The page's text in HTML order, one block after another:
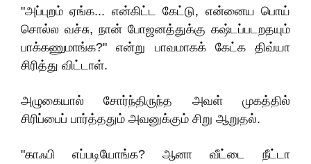
"அப்புறம் ஏங்க... என்கிட்ட கேட்டு, என்னைய பொய்
சொல்ல வச்சு, நான் போஜனத்துக்கு கஷ்டப்படறதயும்
பாக்கணுமாங்க?" என்று பாவமாகக் கேட்க திவ்யா
சிரித்து விட்டாள்.
அழுகையால் சோர்ந்திருந்த அவள் முகத்தில்
சிரிப்பைப் பார்த்ததும் அவனுக்கும் சிறு ஆறுதல்.
"காஃபி எப்படியோங்க? ஆனா வீட்டை நீட்டா